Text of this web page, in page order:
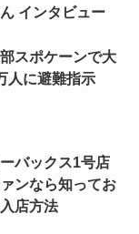
インタビュー
スポケーンで大
人に避難指示
バックス1号店
ンなら知ってお
店方法